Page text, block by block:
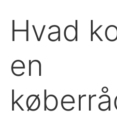
Hvad
en